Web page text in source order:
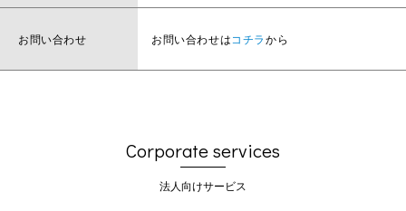
お問い合わせ お問い合わせはコチラから
Corporate services
法人向けサービス